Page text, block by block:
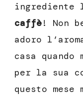
ingrediente
caffè! Non
adoro
casa
per la sua
questo